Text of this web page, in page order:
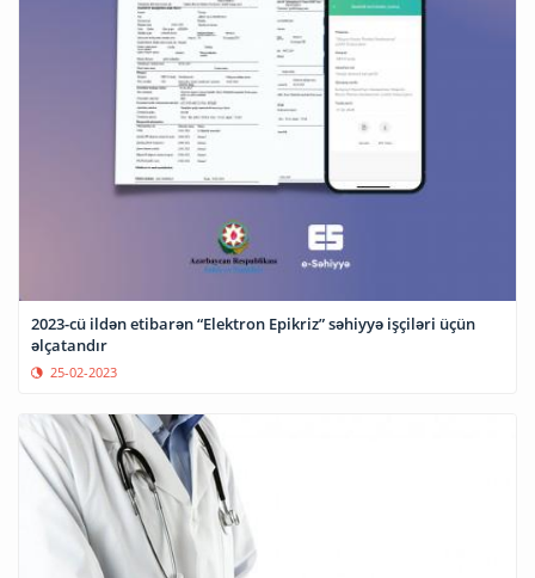
2023-cü ildən etibarən “Elektron Epikriz” səhiyyə işçiləri üçün
əlçatandır
25-02-2023